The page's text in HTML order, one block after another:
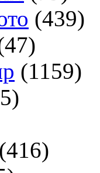
(439)
(1159)
(416)